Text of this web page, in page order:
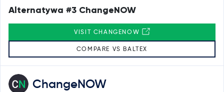
ChangeNOW
Alternatywa #3 ChangeNOW
VISIT CHANGENOW
COMPARE VS BALTEX